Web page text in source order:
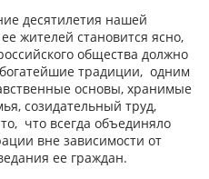
десятилетия нашей
жителей становится ясно,
общества должно
традиции, одним
основы, хранимые
созидательный труд,
что всегда объединяло
вне зависимости от
ее граждан.